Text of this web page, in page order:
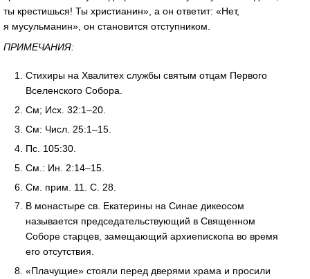
ты крестишься! Ты христианин», а он ответит: «Нет,
я мусульманин», он становится отступником.
ПРИМЕЧАНИЯ:
Стихиры на Хвалитех службы святым отцам Первого
Вселенского Собора.
См; Исх. 32:1–20.
См: Числ. 25:1–15.
Пс. 105:30.
См.: Ин. 2:14–15.
См. прим. 11. С. 28.
В монастыре св. Екатерины на Синае дикеосом
называется председательствующий в Священном
Соборе старцев, замещающий архиепископа во время
его отсутствия.
«Плачущие» стояли перед дверями храма и просили